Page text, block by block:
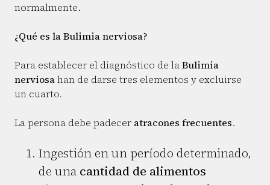
normalmente.
¿Qué es la Bulimia nerviosa?
Para establecer el diagnóstico de laBulimia
nerviosahan de darse tres elementos y excluirse
un cuarto.
La persona debe padecer atracones frecuentes.
Ingestión en un período determinado,
de una cantidad de alimentos